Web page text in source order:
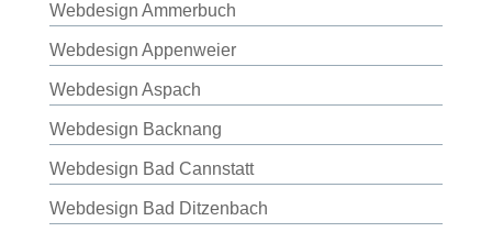
Webdesign Ammerbuch
Webdesign Appenweier
Webdesign Aspach
Webdesign Backnang
Webdesign Bad Cannstatt
Webdesign Bad Ditzenbach